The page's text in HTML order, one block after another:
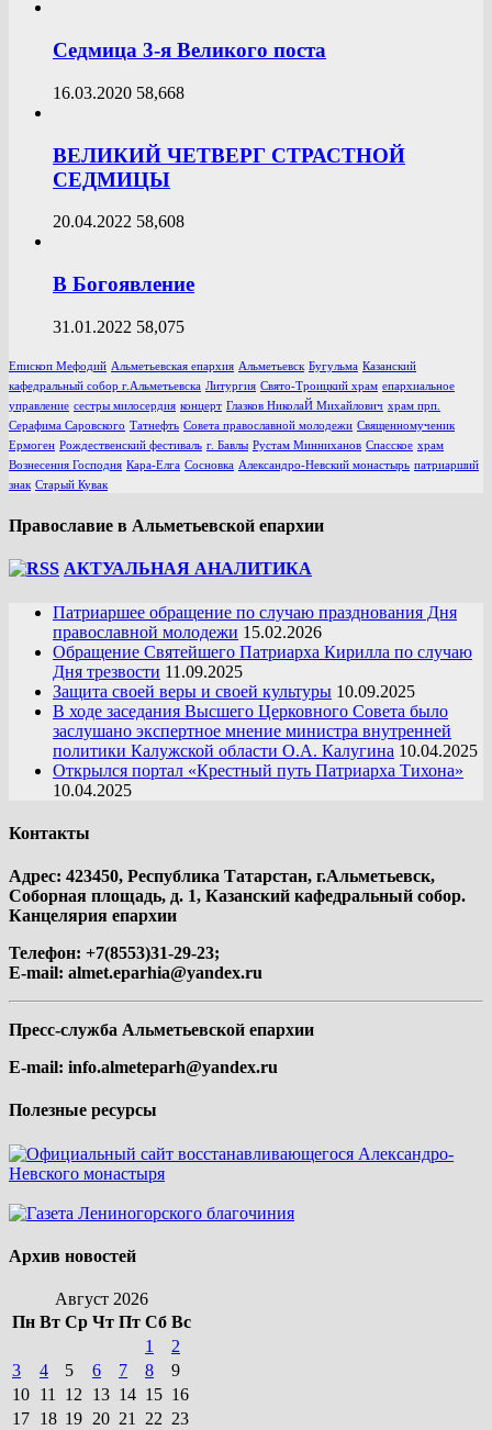
Седмица 3-я Великого поста
16.03.2020 58,668
ВЕЛИКИЙ ЧЕТВЕРГ СТРАСТНОЙ
СЕДМИЦЫ
20.04.2022 58,608
В Богоявление
31.01.2022 58,075
Епископ Мефодий Альметьевская епархия Альметьевск Бугульма Казанский
кафедральный собор г.Альметьевска Литургия Свято-Троицкий храм епархиальное
управление сестры милосердия концерт Глазков НиколаЙ Михайлович храм прп.
Серафима Саровского Татнефть Совета православной молодежи Священномученик
Ермоген Рождественский фестиваль г. Бавлы Рустам Минниханов Спасское храм
Вознесения Господня Кара-Елга Сосновка Александро-Невский монастырь патриарший
знак Старый Кувак
Православие в Альметьевской епархии
АКТУАЛЬНАЯ АНАЛИТИКА
Патриаршее обращение по случаю празднования Дня
православной молодежи 15.02.2026
Обращение Святейшего Патриарха Кирилла по случаю
Дня трезвости 11.09.2025
Защита своей веры и своей культуры 10.09.2025
В ходе заседания Высшего Церковного Совета было
заслушано экспертное мнение министра внутренней
политики Калужской области О.А. Калугина 10.04.2025
Открылся портал «Крестный путь Патриарха Тихона»
10.04.2025
Контакты
Адрес: 423450, Республика Татарстан, г.Альметьевск,
Соборная площадь, д. 1, Казанский кафедральный собор.
Канцелярия епархии
Телефон: +7(8553)31-29-23;
E-mail: almet.eparhia@yandex.ru
Пресс-служба Альметьевской епархии
E-mail: info.almeteparh@yandex.ru
Полезные ресурсы
Архив новостей
Август 2026
Пн Вт Ср Чт Пт Сб Вс
1
2
3
4 5 6 7 8
9
10 11 12 13 14 15 16
17 18 19 20 21 22 23